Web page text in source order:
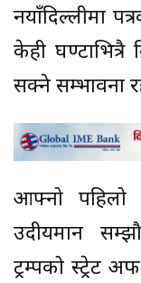
नयाँदिल्लीमा
केही घण्टाभित्रै
सक्ने सम्भावना
आफ्नो पहिलो
उदीयमान
ट्रम्पको स्ट्रेट